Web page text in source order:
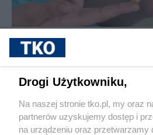
sponsorowane
Cukrzyca – cicha
możliwości leczenia i
Pokaż więcej
Drogi Użytkowniku,
Na naszej stronie tko.pl, my oraz
partnerów uzyskujemy dostęp i
na urządzeniu oraz przetwarzamy